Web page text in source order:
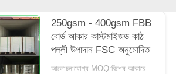
250gsm - 400gsm FBB
বোর্ড আকার কাস্টমাইজড কাঠ
পল্লী উপাদান FSC অনুমোদিত
আলোচনাযোগ্য MOQ:বিশেষ আকারের জন্য 1 টন এবং মান মাপের জন্য 10 টন